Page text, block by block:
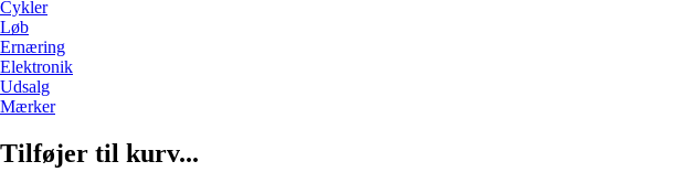
Cykler
Løb
Ernæring
Elektronik
Udsalg
Mærker
Tilføjer til kurv...